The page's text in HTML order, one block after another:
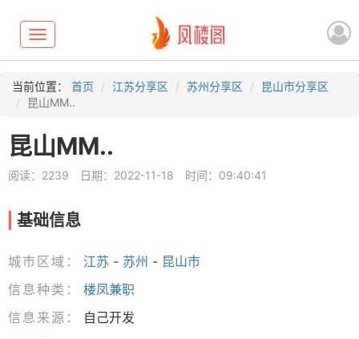
Toggle
navigation
当前位置： 首页 江苏分享区 苏州分享区
昆山市分享区
昆山MM..
昆山MM..
阅读：2239 日期：2022-11-18 时间：09:40:41
基础信息
城市区域： 江苏 - 苏州 - 昆山市
信息种类：
楼凤兼职
信息来源：
自己开发